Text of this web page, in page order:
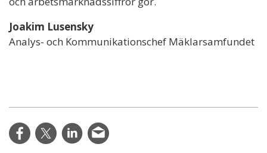
Joakim Lusensky
Analys- och Kommunikationschef Mäklarsamfundet